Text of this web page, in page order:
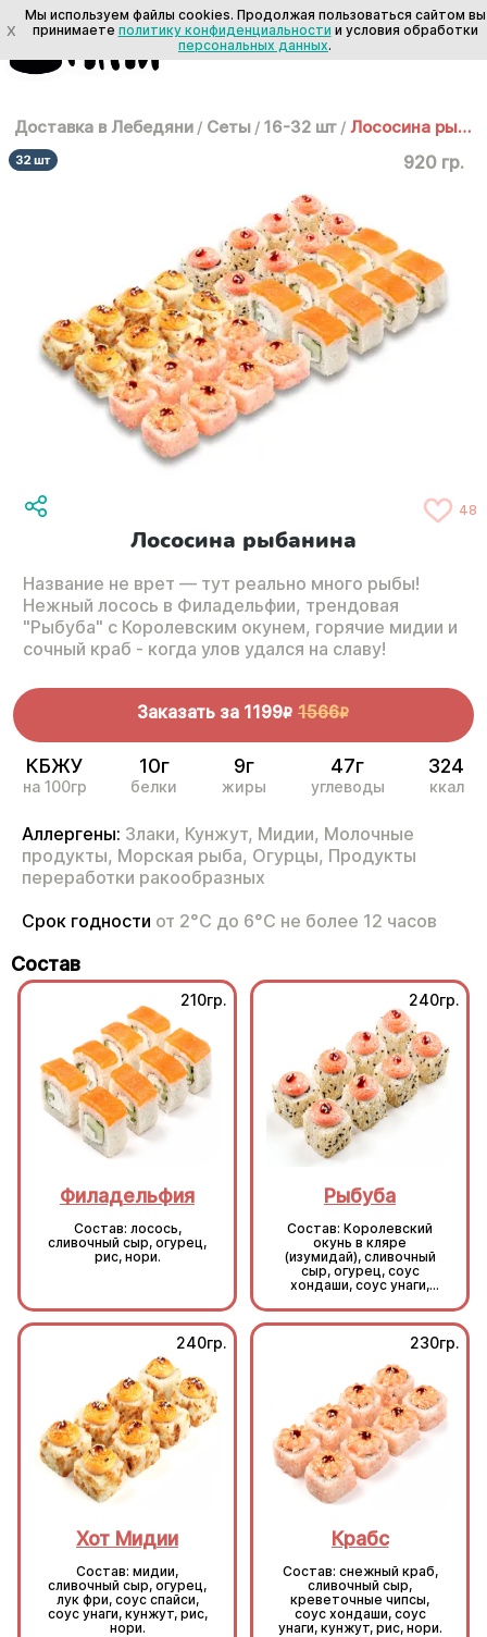
Доставка в Лебедяни / Сеты / 16-32 шт / Лососина рыбанина
920 гр.
48
Лососина рыбанина
Название не врет — тут реально много рыбы!
Нежный лосось в Филадельфии, трендовая
"Рыбуба" с Королевским окунем, горячие мидии и
сочный краб - когда улов удался на славу!
Заказать за 1199R 1566R
КБЖУ
на 100гр
10г
белки
9г
жиры
47г
углеводы
324
ккал
Аллергены: Злаки, Кунжут, Мидии, Молочные
продукты, Морская рыба, Огурцы, Продукты
переработки ракообразных
Срок годности от 2°С до 6°С не более 12 часов
Состав
210гр.
Филадельфия
Состав: лосось,
сливочный сыр, огурец,
рис, нори.
240гр.
Рыбуба
Состав: Королевский
окунь в кляре
(изумидай), сливочный
сыр, огурец, соус
хондаши, соус унаги,
240гр.
Хот Мидии
Состав: мидии,
сливочный сыр, огурец,
лук фри, соус спайси,
соус унаги, кунжут, рис,
нори.
230гр.
Крабс
Состав: снежный краб,
сливочный сыр,
креветочные чипсы,
соус хондаши, соус
унаги, кунжут, рис, нори.
X
Мы используем файлы cookies. Продолжая пользоваться сайтом вы
принимаете политику конфиденциальности и условия обработки
персональных данных.